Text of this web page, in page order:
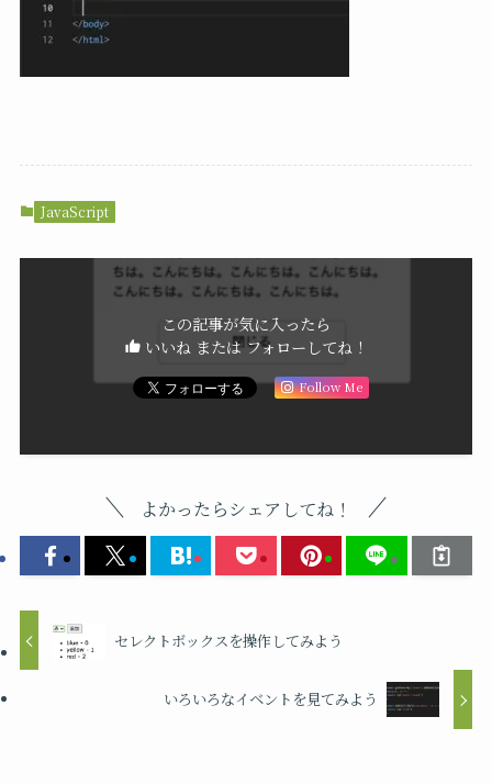
JavaScript
この記事が気に入ったら
いいね または フォローしてね！
Follow Me
よかったらシェアしてね！
セレクトボックスを操作してみよう
いろいろなイベントを見てみよう